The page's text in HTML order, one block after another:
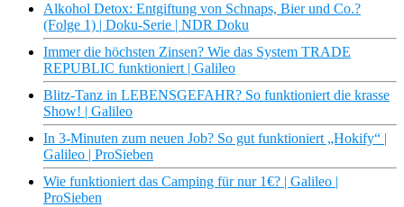
Alkohol Detox: Entgiftung von Schnaps, Bier und Co.?
(Folge 1) | Doku-Serie | NDR Doku
Immer die höchsten Zinsen? Wie das System TRADE
REPUBLIC funktioniert | Galileo
Blitz-Tanz in LEBENSGEFAHR? So funktioniert die krasse
Show! | Galileo
In 3-Minuten zum neuen Job? So gut funktioniert „Hokify“ |
Galileo | ProSieben
Wie funktioniert das Camping für nur 1€? | Galileo |
ProSieben